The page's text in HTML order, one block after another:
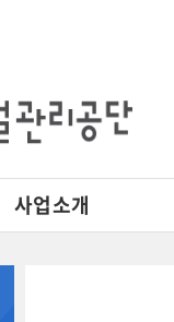
사업소개